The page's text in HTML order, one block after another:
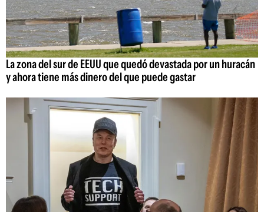
La zona del sur de EEUU que quedó devastada por un huracán
y ahora tiene más dinero del que puede gastar